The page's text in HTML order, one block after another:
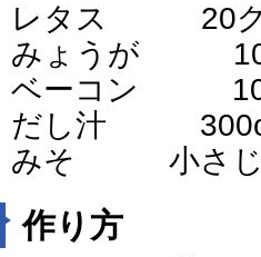
レタス 20グ
みょうが 10
ベーコン 10
だし汁
みそ 小さじ
作り方